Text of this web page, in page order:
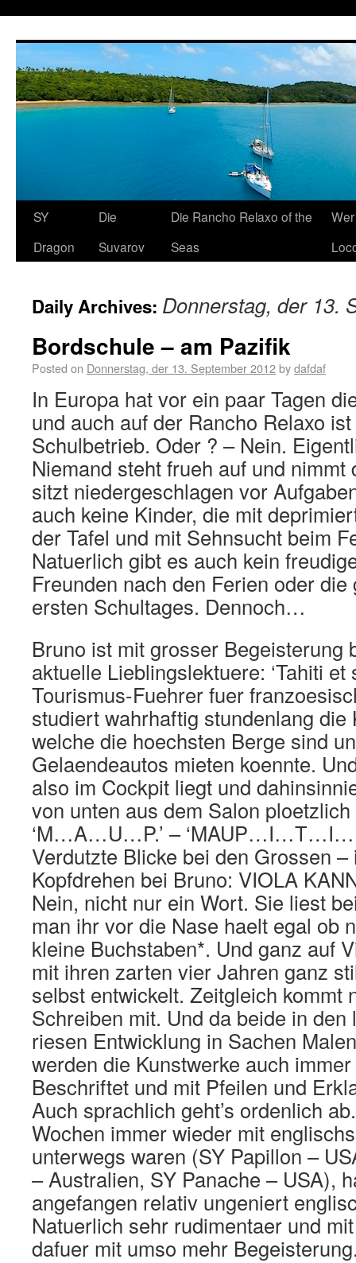
SY
Dragon
Die
Suvarov
Die Rancho Relaxo of the
Seas
Daily Archives: Donnerstag, der 13.
Bordschule – am Pazifik
Posted on Donnerstag, der 13. September 2012bydafdaf
In Europa hat vor ein paar Tagen
und auch auf der Rancho Relaxo
Schulbetrieb. Oder ? – Nein.
Niemand steht frueh auf und nimmt
sitzt niedergeschlagen vor
auch keine Kinder, die mit
der Tafel und mit Sehnsucht beim
Natuerlich gibt es auch kein
Freunden nach den Ferien oder
ersten Schultages. Dennoch…
Bruno ist mit grosser Begeisterung
aktuelle Lieblingslektuere: ‘Tahiti et
Tourismus-Fuehrer fuer
studiert wahrhaftig stundenlang
welche die hoechsten Berge sind
Gelaendeautos mieten koennte.
also im Cockpit liegt und
von unten aus dem Salon ploetzlich
‘M…A…U…P.’ – ‘MAUP…I…T…I….’
Verdutzte Blicke bei den Grossen
Kopfdrehen bei Bruno: VIOLA
Nein, nicht nur ein Wort. Sie liest
man ihr vor die Nase haelt egal ob
kleine Buchstaben*. Und ganz auf
mit ihren zarten vier Jahren ganz
selbst entwickelt. Zeitgleich kommt
Schreiben mit. Und da beide in
riesen Entwicklung in Sachen
werden die Kunstwerke auch
Beschriftet und mit Pfeilen und
Auch sprachlich geht’s ordenlich
Wochen immer wieder mit
unterwegs waren (SY Papillon –
– Australien, SY Panache – USA),
angefangen relativ ungeniert
Natuerlich sehr rudimentaer und
dafuer mit umso mehr